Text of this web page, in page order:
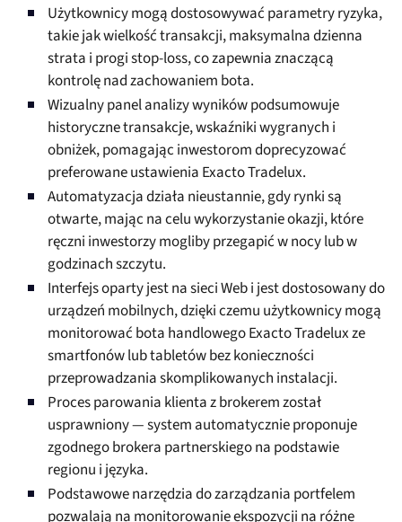
Użytkownicy mogą dostosowywać parametry ryzyka,
takie jak wielkość transakcji, maksymalna dzienna
strata i progi stop-loss, co zapewnia znaczącą
kontrolę nad zachowaniem bota.
Wizualny panel analizy wyników podsumowuje
historyczne transakcje, wskaźniki wygranych i
obniżek, pomagając inwestorom doprecyzować
preferowane ustawienia Exacto Tradelux.
Automatyzacja działa nieustannie, gdy rynki są
otwarte, mając na celu wykorzystanie okazji, które
ręczni inwestorzy mogliby przegapić w nocy lub w
godzinach szczytu.
Interfejs oparty jest na sieci Web i jest dostosowany do
urządzeń mobilnych, dzięki czemu użytkownicy mogą
monitorować bota handlowego Exacto Tradelux ze
smartfonów lub tabletów bez konieczności
przeprowadzania skomplikowanych instalacji.
Proces parowania klienta z brokerem został
usprawniony — system automatycznie proponuje
zgodnego brokera partnerskiego na podstawie
regionu i języka.
Podstawowe narzędzia do zarządzania portfelem
pozwalają na monitorowanie ekspozycji na różne